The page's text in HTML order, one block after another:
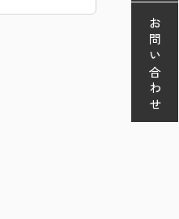
お問い合わせ